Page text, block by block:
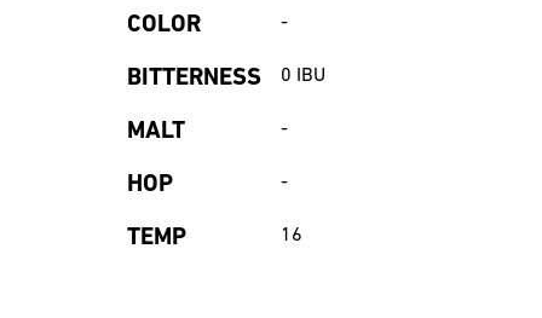
COLOR -
BITTERNESS 0 IBU
MALT -
HOP -
TEMP 16